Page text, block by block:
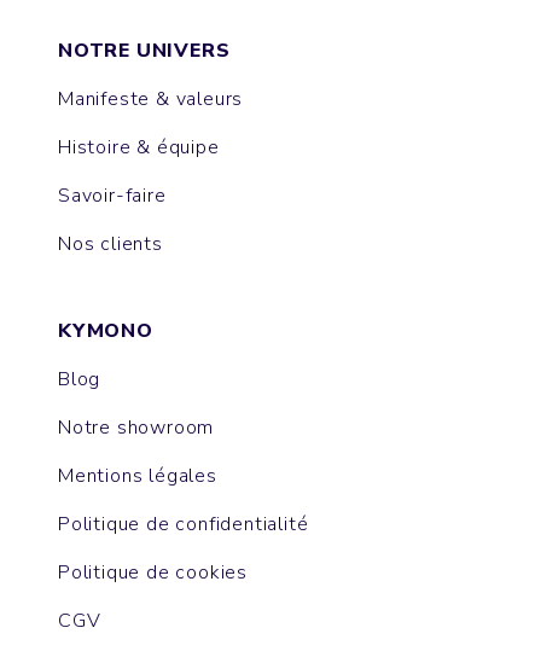
NOTRE UNIVERS
Manifeste & valeurs
Histoire & équipe
Savoir-faire
Nos clients
KYMONO
Blog
Notre showroom
Mentions légales
Politique de confidentialité
Politique de cookies
CGV